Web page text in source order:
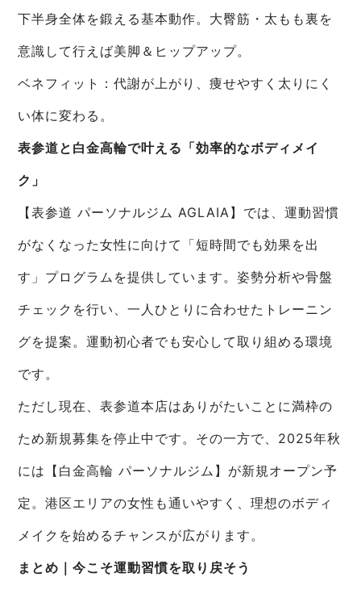
下半身全体を鍛える基本動作。大臀筋・太もも裏を
意識して行えば美脚＆ヒップアップ。
ベネフィット：代謝が上がり、痩せやすく太りにく
い体に変わる。
表参道と白金高輪で叶える「効率的なボディメイ
ク」
【表参道 パーソナルジム AGLAIA】では、運動習慣
がなくなった女性に向けて「短時間でも効果を出
す」プログラムを提供しています。姿勢分析や骨盤
チェックを行い、一人ひとりに合わせたトレーニン
グを提案。運動初心者でも安心して取り組める環境
です。
ただし現在、表参道本店はありがたいことに満枠の
ため新規募集を停止中です。その一方で、2025年秋
には【白金高輪 パーソナルジム】が新規オープン予
定。港区エリアの女性も通いやすく、理想のボディ
メイクを始めるチャンスが広がります。
まとめ｜今こそ運動習慣を取り戻そう